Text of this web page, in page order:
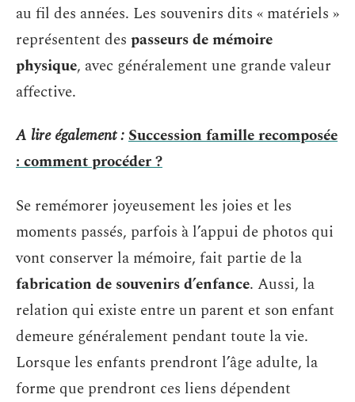
au fil des années. Les souvenirs dits « matériels »
représentent des passeurs de mémoire
physique, avec généralement une grande valeur
affective.
A lire également :Succession famille recomposée
: comment procéder ?
Se remémorer joyeusement les joies et les
moments passés, parfois à l’appui de photos qui
vont conserver la mémoire, fait partie de la
fabrication de souvenirs d’enfance. Aussi, la
relation qui existe entre un parent et son enfant
demeure généralement pendant toute la vie.
Lorsque les enfants prendront l’âge adulte, la
forme que prendront ces liens dépendent